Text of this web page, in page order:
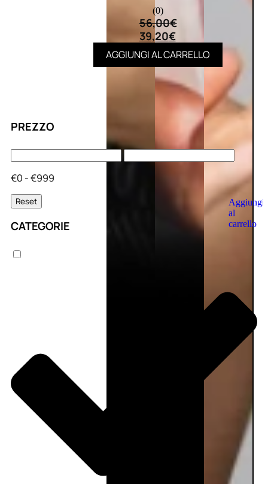
Aggiungi
al
carrello
PREZZO
€0 - €999
Reset
CATEGORIE
(0)
56,00€
39,20€
AGGIUNGI AL CARRELLO